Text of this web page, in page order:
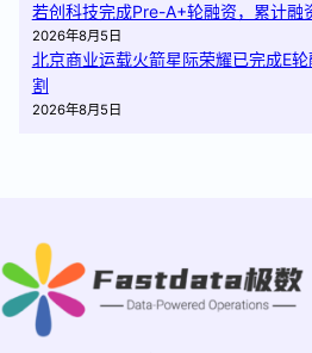
若创科技完成Pre-A+轮融资，累计融
2026年8月5日
北京商业运载火箭星际荣耀已完成E
割
2026年8月5日